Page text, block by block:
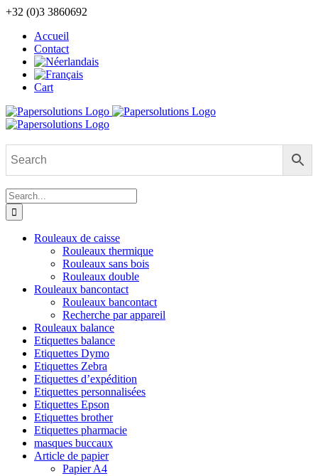
Skip
content
+32 (0)3 3860692
Accueil
Contact
Cart
Search
for:
Rouleaux de caisse
Rouleaux thermique
Rouleaux sans bois
Rouleaux double
Rouleaux bancontact
Rouleaux bancontact
Recherche par appareil
Rouleaux balance
Etiquettes balance
Etiquettes Dymo
Etiquettes Zebra
Etiquettes d’expédition
Etiquettes personnalisées
Etiquettes Epson
Etiquettes brother
Etiquettes pharmacie
masques buccaux
Article de papier
Papier A4